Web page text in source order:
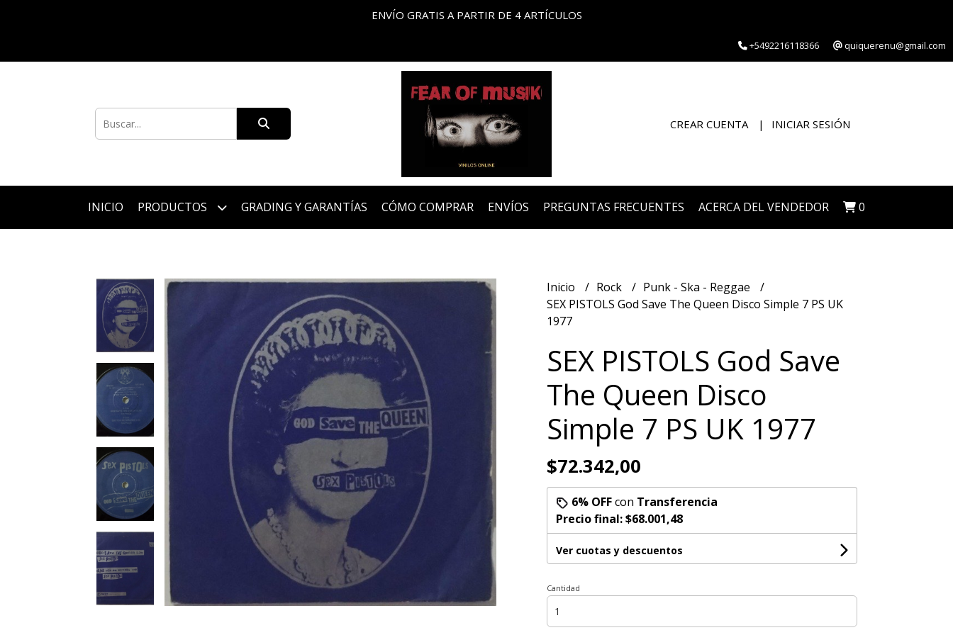
ENVÍO GRATIS A PARTIR DE 4 ARTÍCULOS
+5492216118366 quiquerenu@gmail.com
CREAR CUENTA INICIAR SESIÓN
INICIO PRODUCTOS GRADING Y GARANTÍAS CÓMO COMPRAR ENVÍOS PREGUNTAS FRECUENTES ACERCA DEL VENDEDOR 0
Inicio Rock
Punk - Ska - Reggae
SEX PISTOLS God Save The Queen Disco Simple 7 PS UK
1977
SEX PISTOLS God Save
The Queen Disco
Simple 7 PS UK 1977
$72.342,00
6% OFFcon Transferencia
Precio final:$68.001,48
Ver cuotas y descuentos
Cantidad